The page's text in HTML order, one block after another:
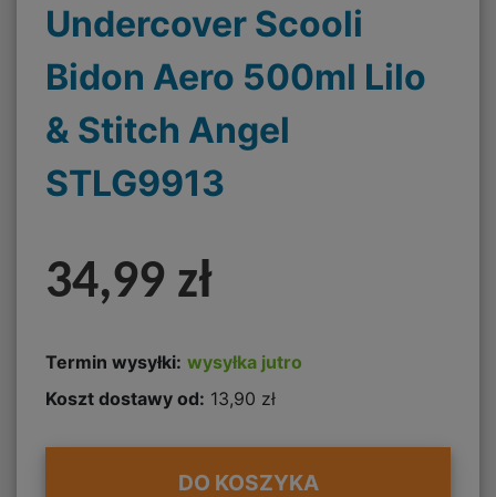
Undercover Scooli
Bidon Aero 500ml Lilo
& Stitch Angel
STLG9913
34,99 zł
Termin wysyłki: wysyłka jutro
Koszt dostawy od: 13,90 zł
DO KOSZYKA